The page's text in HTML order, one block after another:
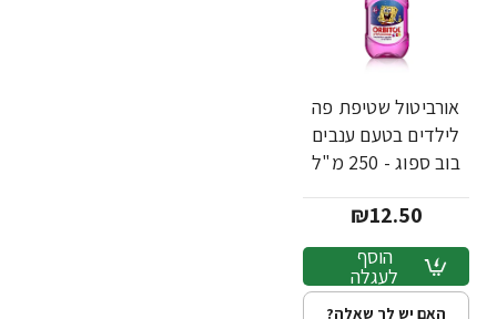
אורביטול שטיפת פה
לילדים בטעם ענבים
בוב ספוג - 250 מ"ל
₪12.50
הוסף
לעגלה
האם יש לך שאלה?